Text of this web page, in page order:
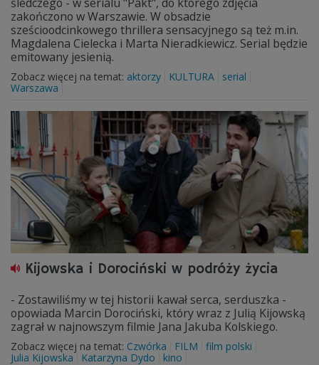
zakończono w Warszawie. W obsadzie
sześcioodcinkowego thrillera sensacyjnego są też m.in.
Magdalena Cielecka i Marta Nieradkiewicz. Serial będzie
emitowany jesienią.
Zobacz więcej na temat: aktorzy KULTURA
serial
Warszawa
Kijowska i Dorociński w podróży życia
- Zostawiliśmy w tej historii kawał serca, serduszka -
opowiada Marcin Dorociński, który wraz z Julią Kijowską
zagrał w najnowszym filmie Jana Jakuba Kolskiego.
Zobacz więcej na temat: Czwórka FILM
film polski
Julia Kijowska
Katarzyna Dydo kino